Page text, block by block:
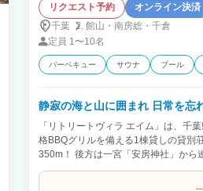
リクエスト予約
オンライン決済
千葉
館山・ 南房総・ 千倉
定員 1〜10名
バーベキュー サウナ プール
静寂の海と山に囲まれ 日常を忘
「リトリートヴィラ エイム」は、千
格BBQグリルを備える1棟貸しの貸別
350m！ 後方は一宮「安房神社」から